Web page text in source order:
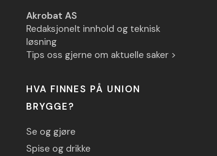
Akrobat AS
Redaksjonelt innhold og teknisk
løsning
Tips oss gjerne om aktuelle saker >
HVA FINNES PÅ UNION
BRYGGE?
Se og gjøre
Spise og drikke